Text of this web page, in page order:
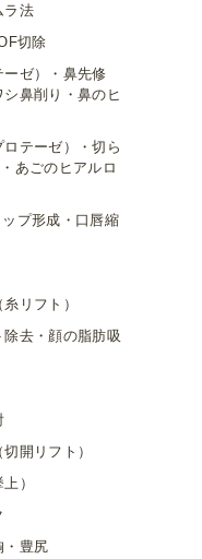
ラ法
切除
ーゼ）・鼻先修
鼻削り・鼻のヒ
テーゼ）・切ら
あごのヒアルロ
プ形成・口唇縮
リフト）
去・顔の脂肪吸
開リフト）
）
・豊尻